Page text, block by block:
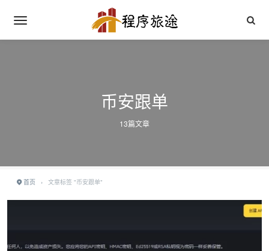
币安跟单
13篇文章
首页 › 文章标签 "币安跟单"